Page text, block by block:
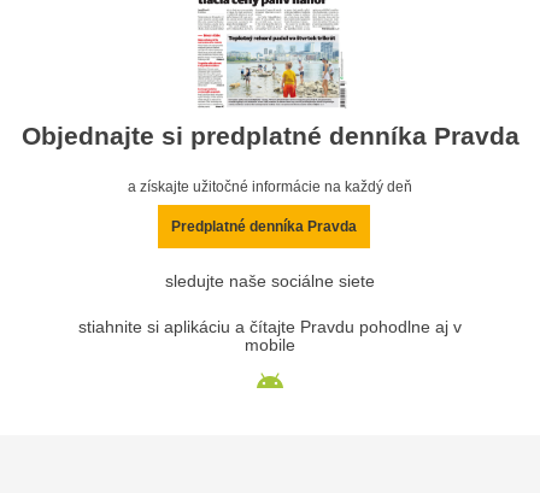
Objednajte si predplatné denníka Pravda
a získajte užitočné informácie na každý deň
Predplatné denníka Pravda
sledujte naše sociálne siete
stiahnite si aplikáciu a čítajte Pravdu pohodlne aj v
mobile